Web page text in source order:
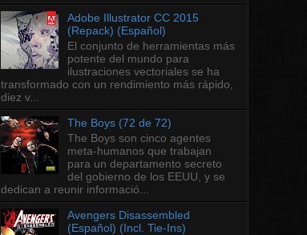
Adobe Illustrator CC 2015
(Repack) (Español)
El conjunto de herramientas más
potente del mundo para
ilustraciones vectoriales se ha
transformado con un rendimiento más rápido,
diez v...
The Boys (72 de 72)
The Boys son cinco agentes
meta-humanos que trabajan
para un departamento secreto
del gobierno de los EEUU, y se
dedican a reunir informació...
Avengers Disassembled
(Español) (Incl. Tie-Ins)